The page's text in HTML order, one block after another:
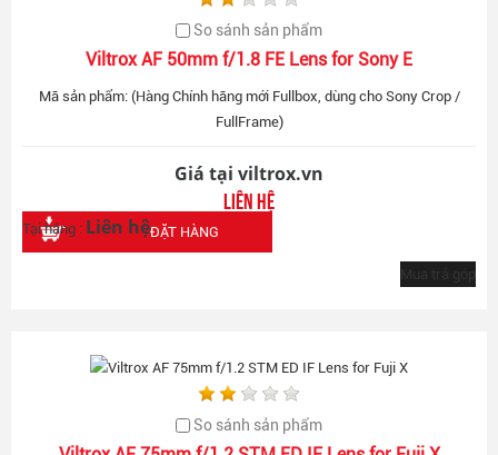
So sánh sản phẩm
Viltrox AF 50mm f/1.8 FE Lens for Sony E
Mã sản phẩm: (Hàng Chính hãng mới Fullbox, dùng cho Sony Crop /
FullFrame)
Giá tại viltrox.vn
Liên hệ
Tại hãng : Liên hệĐẶT HÀNG
So sánh sản phẩm